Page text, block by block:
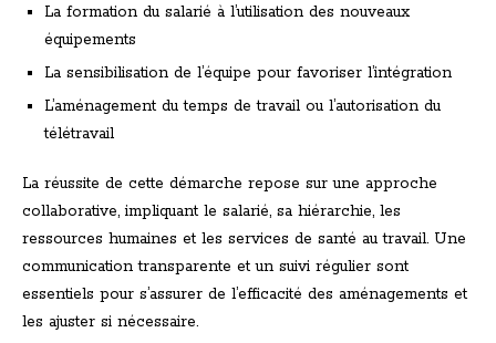
La formation du salarié à l’utilisation des nouveaux
équipements
La sensibilisation de l’équipe pour favoriser l’intégration
L’aménagement du temps de travail ou l’autorisation du
télétravail
La réussite de cette démarche repose sur une approche
collaborative, impliquant le salarié, sa hiérarchie, les
ressources humaines et les services de santé au travail. Une
communication transparente et un suivi régulier sont
essentiels pour s’assurer de l’efficacité des aménagements et
les ajuster si nécessaire.